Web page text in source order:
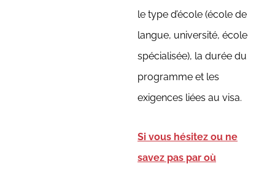
le type d’école (école de
langue, université, école
spécialisée), la durée du
programme et les
exigences liées au visa.
Si vous hésitez ou ne
savez pas par où